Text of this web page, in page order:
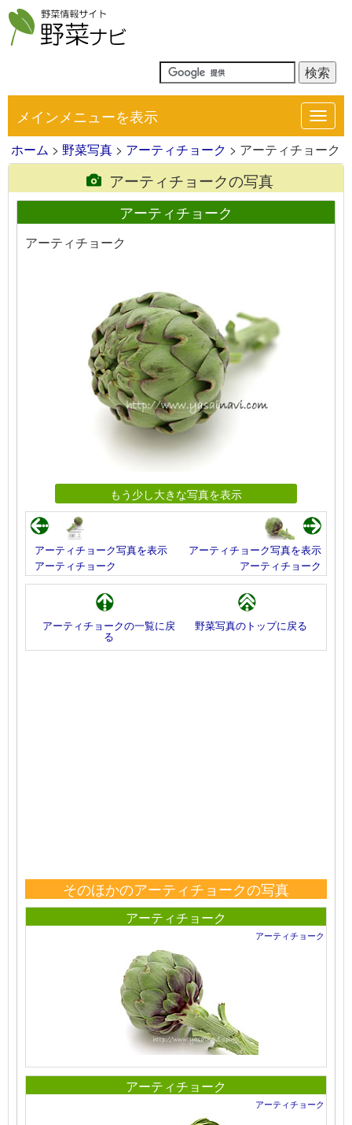
メインメニューを表示
ホーム > 野菜写真 > アーティチョーク > アーティチョーク
アーティチョークの写真
アーティチョーク
アーティチョーク
もう少し大きな写真を表示
アーティチョーク写真を表示
アーティチョーク
アーティチョーク写真を表示
アーティチョーク
アーティチョークの一覧に戻
る
野菜写真のトップに戻る
そのほかのアーティチョークの写真
アーティチョーク
アーティチョーク
アーティチョーク
アーティチョーク